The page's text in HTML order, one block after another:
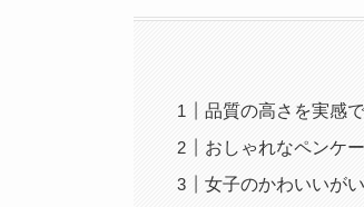
品質の高さを実感
おしゃれなペンケ
女子のかわいいが